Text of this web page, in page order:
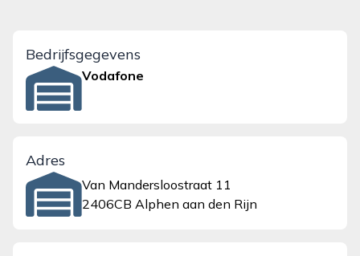
Bedrijfsgegevens
Vodafone
Adres
Van Mandersloostraat 11
2406CB Alphen aan den Rijn